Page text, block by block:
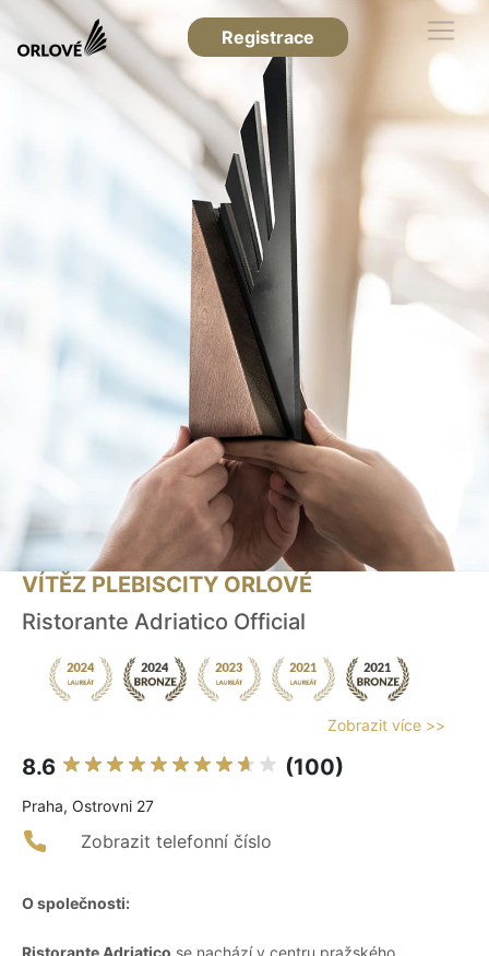
Registrace
VÍTĚZ PLEBISCITY ORLOVÉ
Ristorante Adriatico Official
Zobrazit více >>
8.6 (100)
Praha, Ostrovni 27
Zobrazit telefonní číslo
O společnosti:
Ristorante Adriatico se nachází v centru pražského